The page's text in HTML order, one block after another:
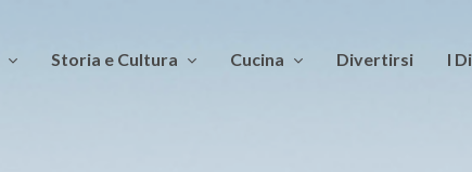
Storia e Cultura Cucina Divertirsi I